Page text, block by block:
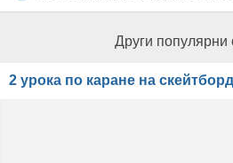
Други популярни
2 урока по каране на скейтборд